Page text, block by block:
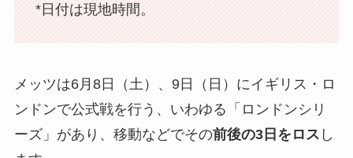
*日付は現地時間。
メッツは6月8日（土）、9日（日）にイギリス・ロ
ンドンで公式戦を行う、いわゆる「ロンドンシリ
ーズ」があり、移動などでその前後の3日をロス し